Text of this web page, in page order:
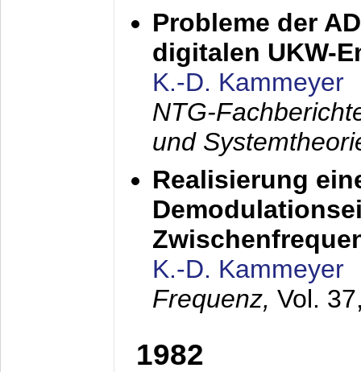
Probleme der
digitalen UKW-
K.-D. Kammeyer
NTG-
und
Realisierung
K.-D. Kammeyer
Frequenz, Vol.
1982